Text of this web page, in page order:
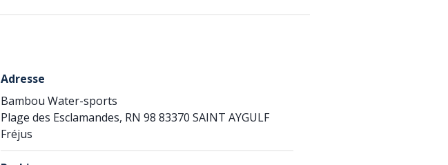
Adresse
Bambou Water-sports
Plage des Esclamandes, RN 98 83370 SAINT AYGULF
Fréjus